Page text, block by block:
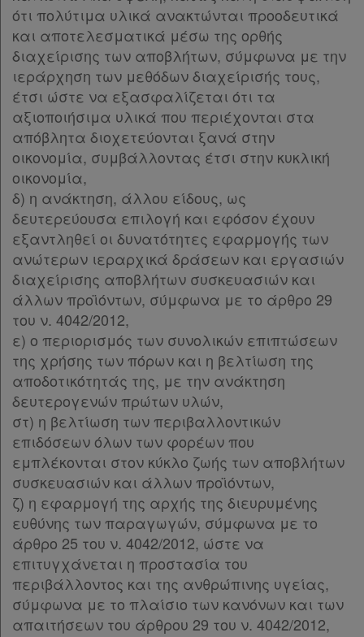
Παρ.5
Παρ.6
Παρ.7
Παρ.8
Παρ.9
Άρθρο 24
Άρθρο 25
Άρθρο 26
Άρθρο 27
Άρθρο 28
[-]
Παρ.1
Παρ.2
Παρ.3
Παρ.4
Παρ.5
Παρ.6
Παρ.7
Παρ.8
Παρ.9
Παρ.10
Παρ.11
Άρθρο 29
Άρθρο 30
Άρθρο 31 [-]
Παρ.1
Παρ.2
Άρθρο 32
Υπογραφές
ότι πολύτιμα υλικά ανακτώνται προοδευτικά
και αποτελεσματικά μέσω της ορθής
διαχείρισης των αποβλήτων, σύμφωνα με την
ιεράρχηση των μεθόδων διαχείρισής τους,
έτσι ώστε να εξασφαλίζεται ότι τα
αξιοποιήσιμα υλικά που περιέχονται στα
απόβλητα διοχετεύονται ξανά στην
οικονομία, συμβάλλοντας έτσι στην κυκλική
οικονομία,
δ) η ανάκτηση, άλλου είδους, ως
δευτερεύουσα επιλογή και εφόσον έχουν
εξαντληθεί οι δυνατότητες εφαρμογής των
ανώτερων ιεραρχικά δράσεων και εργασιών
διαχείρισης αποβλήτων συσκευασιών και
άλλων προϊόντων, σύμφωνα με το άρθρο 29
του ν. 4042/2012,
ε) ο περιορισμός των συνολικών επιπτώσεων
της χρήσης των πόρων και η βελτίωση της
αποδοτικότητάς της, με την ανάκτηση
δευτερογενών πρώτων υλών,
στ) η βελτίωση των περιβαλλοντικών
επιδόσεων όλων των φορέων που
εμπλέκονται στον κύκλο ζωής των αποβλήτων
συσκευασιών και άλλων προϊόντων,
ζ) η εφαρμογή της αρχής της διευρυμένης
ευθύνης των παραγωγών, σύμφωνα με το
άρθρο 25 του ν. 4042/2012, ώστε να
επιτυγχάνεται η προστασία του
περιβάλλοντος και της ανθρώπινης υγείας,
σύμφωνα με το πλαίσιο των κανόνων και των
απαιτήσεων του άρθρου 29 του ν. 4042/2012,